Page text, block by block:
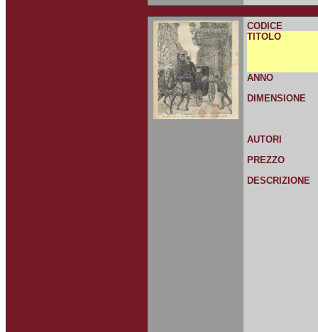
CODICE
TITOLO
ANNO
DIMENSIONE
AUTORI
PREZZO
DESCRIZIONE